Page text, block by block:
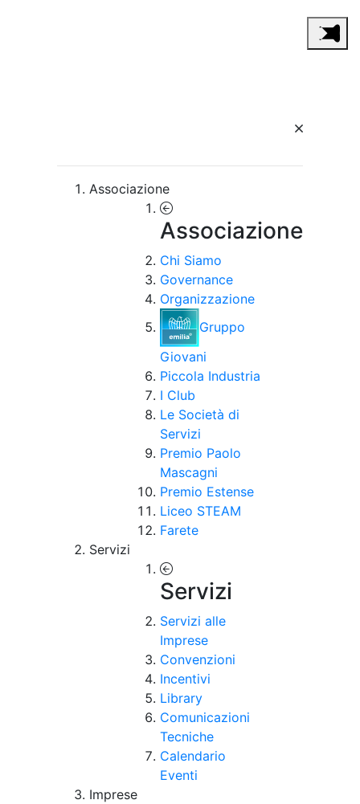
Associazione
Associazione
Chi Siamo
Governance
Organizzazione
Gruppo
Giovani
Piccola Industria
I Club
Le Società di
Servizi
Premio Paolo
Mascagni
Premio Estense
Liceo STEAM
Farete
Servizi
Servizi
Servizi alle
Imprese
Convenzioni
Incentivi
Library
Comunicazioni
Tecniche
Calendario
Eventi
Imprese